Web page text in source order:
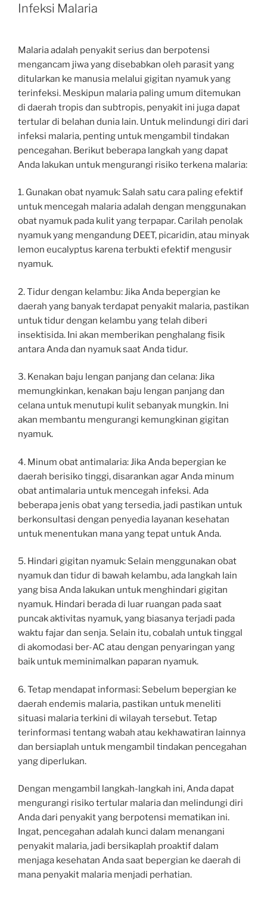
Infeksi Malaria
Malaria adalah penyakit serius dan berpotensi
mengancam jiwa yang disebabkan oleh parasit yang
ditularkan ke manusia melalui gigitan nyamuk yang
terinfeksi. Meskipun malaria paling umum ditemukan
di daerah tropis dan subtropis, penyakit ini juga dapat
tertular di belahan dunia lain. Untuk melindungi diri dari
infeksi malaria, penting untuk mengambil tindakan
pencegahan. Berikut beberapa langkah yang dapat
Anda lakukan untuk mengurangi risiko terkena malaria:
1. Gunakan obat nyamuk: Salah satu cara paling efektif
untuk mencegah malaria adalah dengan menggunakan
obat nyamuk pada kulit yang terpapar. Carilah penolak
nyamuk yang mengandung DEET, picaridin, atau minyak
lemon eucalyptus karena terbukti efektif mengusir
nyamuk.
2. Tidur dengan kelambu: Jika Anda bepergian ke
daerah yang banyak terdapat penyakit malaria, pastikan
untuk tidur dengan kelambu yang telah diberi
insektisida. Ini akan memberikan penghalang fisik
antara Anda dan nyamuk saat Anda tidur.
3. Kenakan baju lengan panjang dan celana: Jika
memungkinkan, kenakan baju lengan panjang dan
celana untuk menutupi kulit sebanyak mungkin. Ini
akan membantu mengurangi kemungkinan gigitan
nyamuk.
4. Minum obat antimalaria: Jika Anda bepergian ke
daerah berisiko tinggi, disarankan agar Anda minum
obat antimalaria untuk mencegah infeksi. Ada
beberapa jenis obat yang tersedia, jadi pastikan untuk
berkonsultasi dengan penyedia layanan kesehatan
untuk menentukan mana yang tepat untuk Anda.
5. Hindari gigitan nyamuk: Selain menggunakan obat
nyamuk dan tidur di bawah kelambu, ada langkah lain
yang bisa Anda lakukan untuk menghindari gigitan
nyamuk. Hindari berada di luar ruangan pada saat
puncak aktivitas nyamuk, yang biasanya terjadi pada
waktu fajar dan senja. Selain itu, cobalah untuk tinggal
di akomodasi ber-AC atau dengan penyaringan yang
baik untuk meminimalkan paparan nyamuk.
6. Tetap mendapat informasi: Sebelum bepergian ke
daerah endemis malaria, pastikan untuk meneliti
situasi malaria terkini di wilayah tersebut. Tetap
terinformasi tentang wabah atau kekhawatiran lainnya
dan bersiaplah untuk mengambil tindakan pencegahan
yang diperlukan.
Dengan mengambil langkah-langkah ini, Anda dapat
mengurangi risiko tertular malaria dan melindungi diri
Anda dari penyakit yang berpotensi mematikan ini.
Ingat, pencegahan adalah kunci dalam menangani
penyakit malaria, jadi bersikaplah proaktif dalam
menjaga kesehatan Anda saat bepergian ke daerah di
mana penyakit malaria menjadi perhatian.